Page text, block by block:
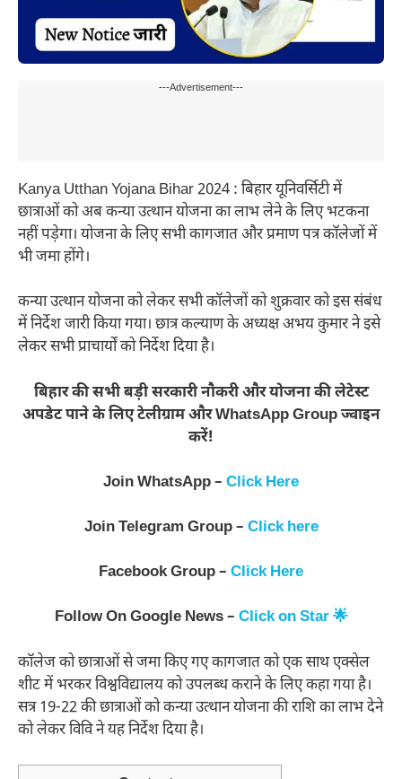
---Advertisement---
Kanya Utthan Yojana Bihar 2024 : बिहार यूनिवर्सिटी में
छात्राओं को अब कन्या उत्थान योजना का लाभ लेने के लिए भटकना
नहीं पड़ेगा। योजना के लिए सभी कागजात और प्रमाण पत्र कॉलेजों में
भी जमा होंगे।
कन्या उत्थान योजना को लेकर सभी कॉलेजों को शुक्रवार को इस संबंध
में निर्देश जारी किया गया। छात्र कल्याण के अध्यक्ष अभय कुमार ने इसे
लेकर सभी प्राचार्यों को निर्देश दिया है।
बिहार की सभी बड़ी सरकारी नौकरी और योजना की लेटेस्ट
अपडेट पाने के लिए टेलीग्राम और WhatsApp Group ज्वाइन
करें!
Join WhatsApp – Click Here
Join Telegram Group – Click here
Facebook Group – Click Here
Follow On Google News – Click on Star 🌟
कॉलेज को छात्राओं से जमा किए गए कागजात को एक साथ एक्सेल
शीट में भरकर विश्वविद्यालय को उपलब्ध कराने के लिए कहा गया है।
सत्र 19-22 की छात्राओं को कन्या उत्थान योजना की राशि का लाभ देने
को लेकर विवि ने यह निर्देश दिया है।